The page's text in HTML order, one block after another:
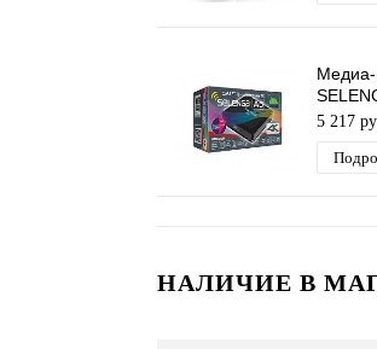
Медиа-
4/32
центр
5 217
НАЛИЧИЕ В